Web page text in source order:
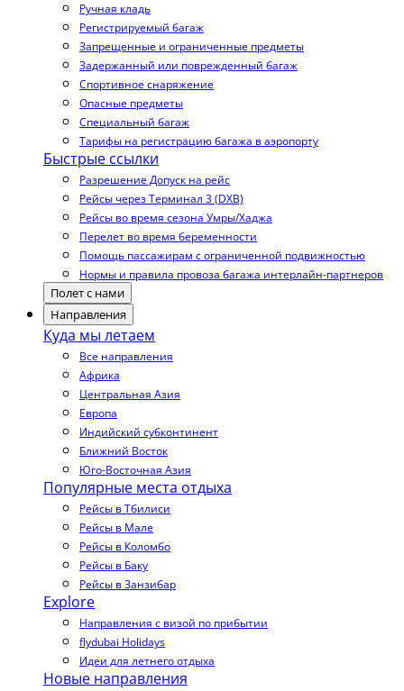
Ручная кладь
Регистрируемый багаж
Запрещенные и ограниченные предметы
Задержанный или поврежденный багаж
Спортивное снаряжение
Опасные предметы
Специальный багаж
Тарифы на регистрацию багажа в аэропорту
Быстрые ссылки
Разрешение Допуск на рейс
Рейсы через Терминал 3 (DXB)
Рейсы во время сезона Умры/Хаджа
Перелет во время беременности
Помощь пассажирам с ограниченной подвижностью
Нормы и правила провоза багажа интерлайн-партнеров
Полет с нами
Направления
Куда мы летаем
Все направления
Африка
Центральная Азия
Европа
Индийский субконтинент
Ближний Восток
Юго-Восточная Азия
Популярные места отдыха
Рейсы в Тбилиси
Рейсы в Мале
Рейсы в Коломбо
Рейсы в Баку
Рейсы в Занзибар
Explore
Направления с визой по прибытии
flydubai Holidays
Идеи для летнего отдыха
Новые направления